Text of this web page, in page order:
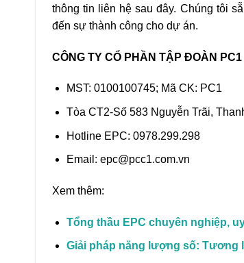
thông tin liên hệ sau đây. Chúng tôi
đến sự thành công cho dự án.
CÔNG TY CỔ PHẦN TẬP ĐOÀN PC1
MST: 0100100745; Mã CK: PC1
Tòa CT2-Số 583 Nguyễn Trãi,
Hotline EPC: 0978.299.298
Email: epc@pcc1.com.vn
Xem thêm:
Tổng thầu EPC chuyên nghiệp,
Giải pháp năng lượng số: Tương